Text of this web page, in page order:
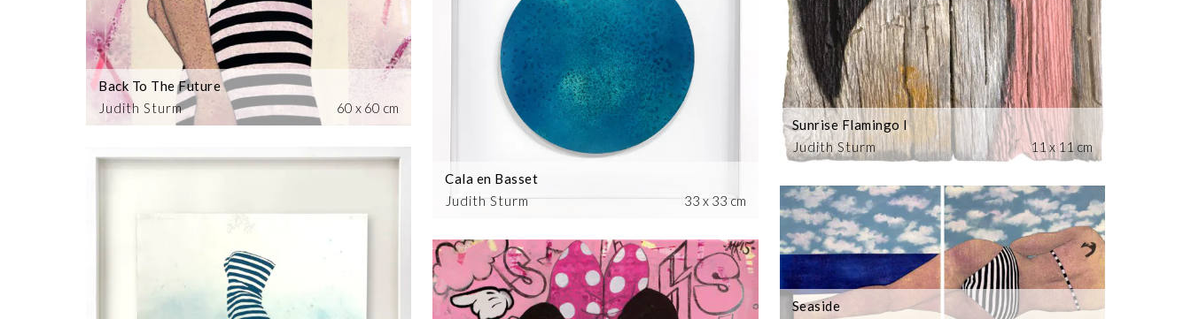
Judith Sturm
Back To The Future
60 x 60 cm
Judith Sturm
Cala en Basset
33 x 33 cm
Judith Sturm
Sunrise Flamingo I
11 x 11 cm
Seaside